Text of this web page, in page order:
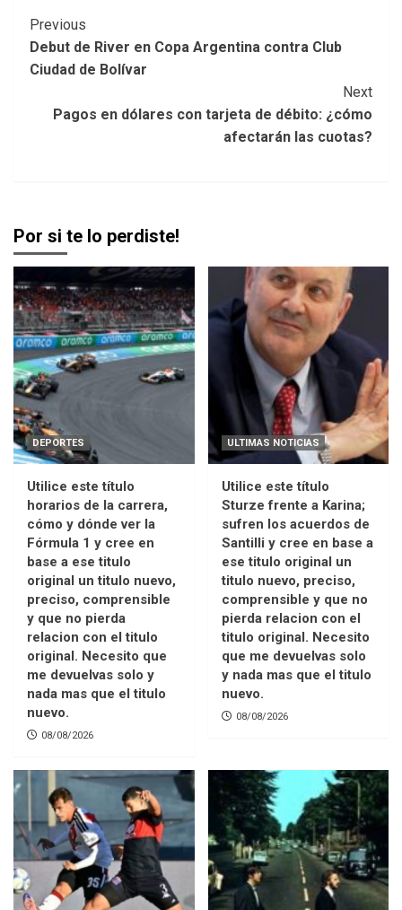
Post
Navigation
Previous
Debut de River en Copa Argentina contra Club
Ciudad de Bolívar
Next
Pagos en dólares con tarjeta de débito: ¿cómo
afectarán las cuotas?
Por si te lo perdiste!
DEPORTES
Utilice este título
horarios de la carrera,
cómo y dónde ver la
Fórmula 1 y cree en
base a ese titulo
original un titulo nuevo,
preciso, comprensible
y que no pierda
relacion con el titulo
original. Necesito que
me devuelvas solo y
nada mas que el titulo
nuevo.
08/08/2026
ULTIMAS NOTICIAS
Utilice este título
Sturze frente a Karina;
sufren los acuerdos de
Santilli y cree en base a
ese titulo original un
titulo nuevo, preciso,
comprensible y que no
pierda relacion con el
titulo original. Necesito
que me devuelvas solo
y nada mas que el titulo
nuevo.
08/08/2026